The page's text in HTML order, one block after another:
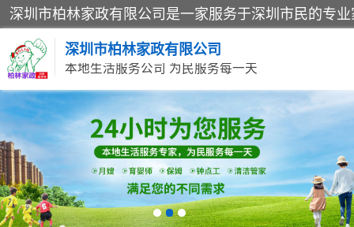
深圳市柏林家政有限公司
本地生活服务公司 为民服务每一天
家居保洁
家庭保姆